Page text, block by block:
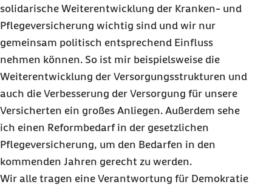
solidarische Weiterentwicklung der Kranken- und
Pflegeversicherung wichtig sind und wir nur
gemeinsam politisch entsprechend Einfluss
nehmen können. So ist mir beispielsweise die
Weiterentwicklung der Versorgungsstrukturen und
auch die Verbesserung der Versorgung für unsere
Versicherten ein großes Anliegen. Außerdem sehe
ich einen Reformbedarf in der gesetzlichen
Pflegeversicherung, um den Bedarfen in den
kommenden Jahren gerecht zu werden.
Wir alle tragen eine Verantwortung für Demokratie